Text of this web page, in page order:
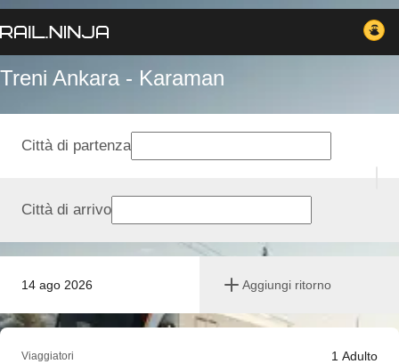
Treni Ankara - Karaman
14 ago 2026 Aggiungi ritorno
Città di partenza
Città di arrivo
Viaggiatori 1 Adulto